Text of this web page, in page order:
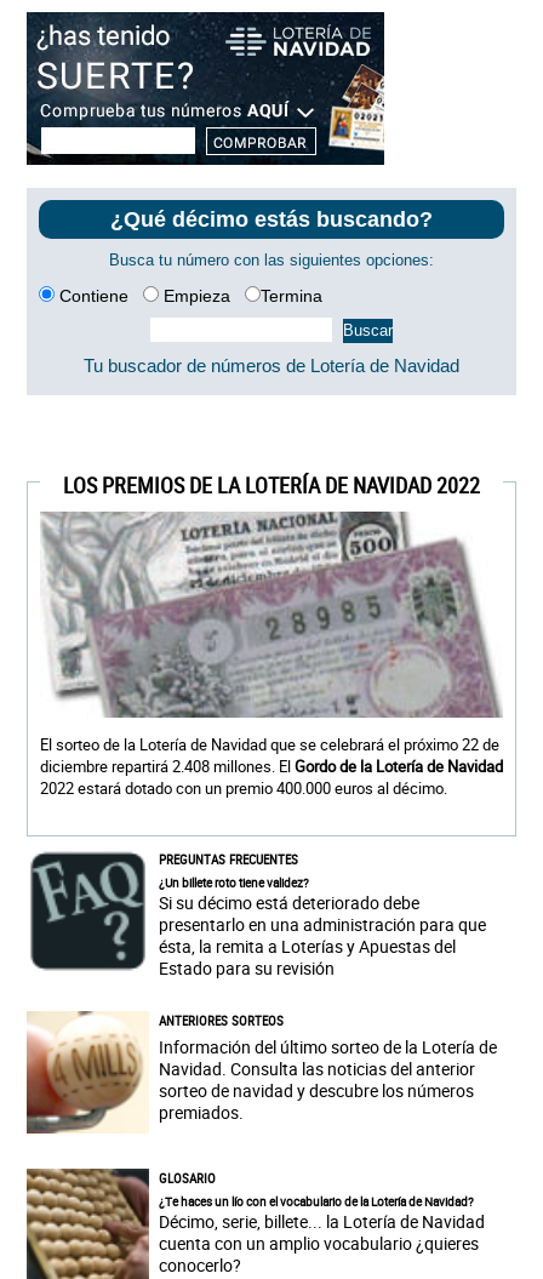
¿Qué décimo estás buscando?
Busca tu número con las siguientes opciones:
Contiene Empieza Termina
Tu buscador de números de Lotería de Navidad
LOS PREMIOS DE LA LOTERÍA DE NAVIDAD 2022
El sorteo de la Lotería de Navidad que se celebrará el próximo 22 de
diciembre repartirá 2.408 millones. ElGordo de la Lotería de Navidad
2022 estará dotado con un premio 400.000 euros al décimo.
PREGUNTAS FRECUENTES
¿Un billete roto tiene validez?
Si su décimo está deteriorado debe
presentarlo en una administración para que
ésta, la remita a Loterías y Apuestas del
Estado para su revisión
ANTERIORES SORTEOS
Información del último sorteo de la Lotería de
Navidad. Consulta las noticias del anterior
sorteo de navidad y descubre los números
premiados.
GLOSARIO
¿Te haces un lío con el vocabulario de la Lotería de Navidad?
Décimo, serie, billete... la Lotería de Navidad
cuenta con un amplio vocabulario ¿quieres
conocerlo?